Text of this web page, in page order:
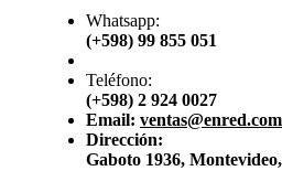
Whatsapp:
(+598) 99 855 051
Teléfono:
(+598) 2 924 0027
Email:
Dirección:
Gaboto 1936,